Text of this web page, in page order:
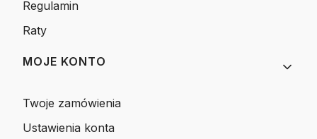
Regulamin
Raty
MOJE KONTO
Twoje zamówienia
Ustawienia konta